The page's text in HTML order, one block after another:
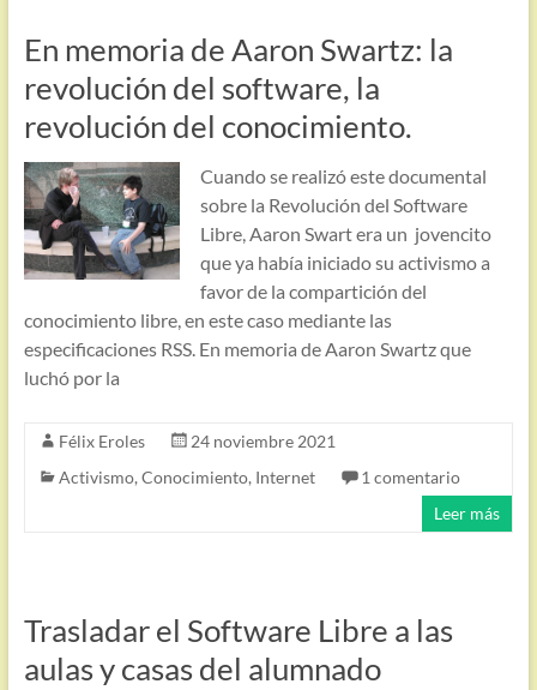
En memoria de Aaron Swartz: la
revolución del software, la
revolución del conocimiento.
Cuando se realizó este documental
sobre la Revolución del Software
Libre, Aaron Swart era un jovencito
que ya había iniciado su activismo a
favor de la compartición del
conocimiento libre, en este caso mediante las
especificaciones RSS. En memoria de Aaron Swartz que
luchó por la
Félix Eroles
24 noviembre 2021
Activismo, Conocimiento, Internet
1 comentario
Leer más
Trasladar el Software Libre a las
aulas y casas del alumnado